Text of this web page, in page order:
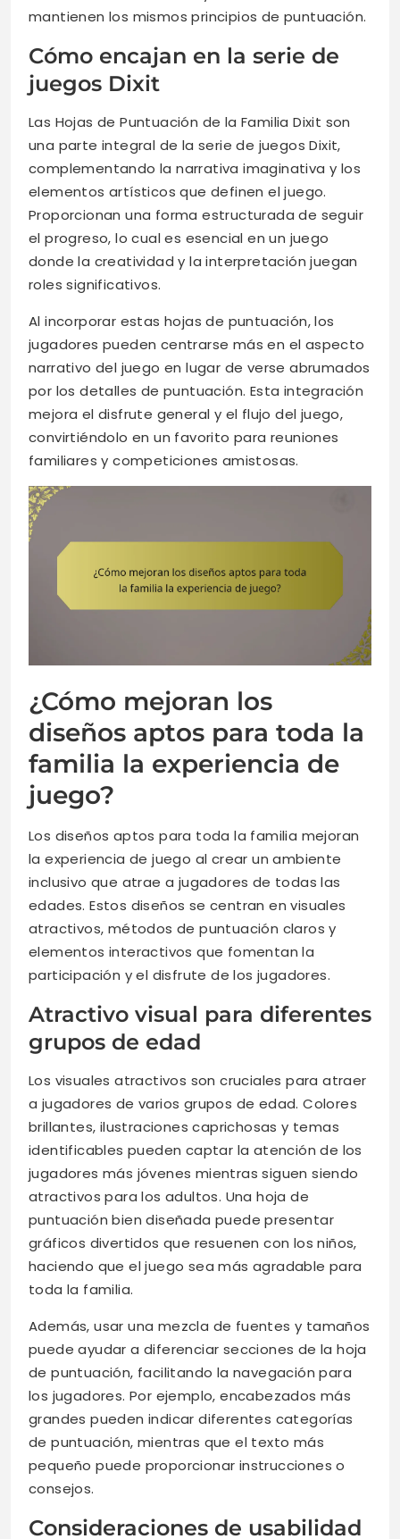
mantienen los mismos principios de puntuación.
Cómo encajan en la serie de
juegos Dixit
Las Hojas de Puntuación de la Familia Dixit son
una parte integral de la serie de juegos Dixit,
complementando la narrativa imaginativa y los
elementos artísticos que definen el juego.
Proporcionan una forma estructurada de seguir
el progreso, lo cual es esencial en un juego
donde la creatividad y la interpretación juegan
roles significativos.
Al incorporar estas hojas de puntuación, los
jugadores pueden centrarse más en el aspecto
narrativo del juego en lugar de verse abrumados
por los detalles de puntuación. Esta integración
mejora el disfrute general y el flujo del juego,
convirtiéndolo en un favorito para reuniones
familiares y competiciones amistosas.
¿Cómo mejoran los
diseños aptos para toda la
familia la experiencia de
juego?
Los diseños aptos para toda la familia mejoran
la experiencia de juego al crear un ambiente
inclusivo que atrae a jugadores de todas las
edades. Estos diseños se centran en visuales
atractivos, métodos de puntuación claros y
elementos interactivos que fomentan la
participación y el disfrute de los jugadores.
Atractivo visual para diferentes
grupos de edad
Los visuales atractivos son cruciales para atraer
a jugadores de varios grupos de edad. Colores
brillantes, ilustraciones caprichosas y temas
identificables pueden captar la atención de los
jugadores más jóvenes mientras siguen siendo
atractivos para los adultos. Una hoja de
puntuación bien diseñada puede presentar
gráficos divertidos que resuenen con los niños,
haciendo que el juego sea más agradable para
toda la familia.
Además, usar una mezcla de fuentes y tamaños
puede ayudar a diferenciar secciones de la hoja
de puntuación, facilitando la navegación para
los jugadores. Por ejemplo, encabezados más
grandes pueden indicar diferentes categorías
de puntuación, mientras que el texto más
pequeño puede proporcionar instrucciones o
consejos.
Consideraciones de usabilidad